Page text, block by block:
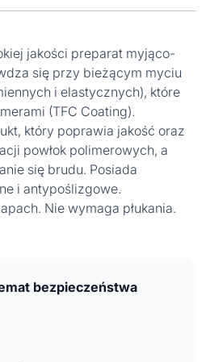
jakości preparat myjąco-
się przy bieżącym myciu
i elastycznych), które
(TFC Coating).
który poprawia jakość oraz
powłok polimerowych, a
się brudu. Posiada
i antypoślizgowe.
Nie wymaga płukania.
bezpieczeństwa